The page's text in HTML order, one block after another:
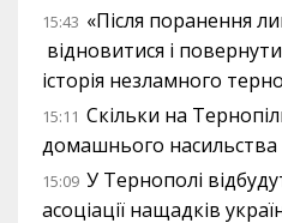
15:43 «Після поранення
відновитися і
історія незламного
15:11 Скільки на
домашнього насильства
15:09 У Тернополі
асоціації нащадків